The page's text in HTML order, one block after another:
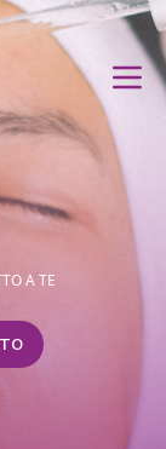
A TE